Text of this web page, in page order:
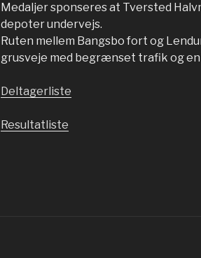
Medaljer sponseres at Tversted
depoter undervejs.
Ruten mellem Bangsbo fort og
grusveje med begrænset trafik og
Deltagerliste
Resultatliste